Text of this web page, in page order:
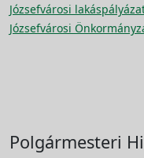
Józsefvárosi
Józsefvárosi
Polgármesteri